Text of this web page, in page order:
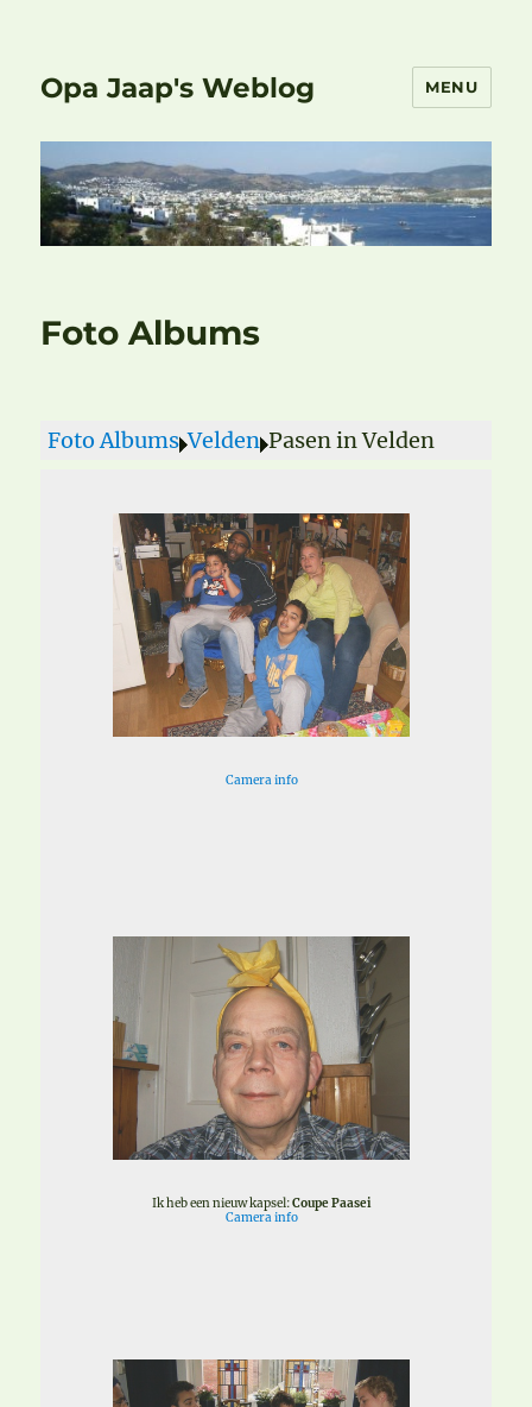
Opa Jaap's Weblog MENU
Foto Albums
Foto Albums Velden Pasen in Velden
Camera info
Ik heb een nieuw kapsel:Coupe Paasei
Camera info